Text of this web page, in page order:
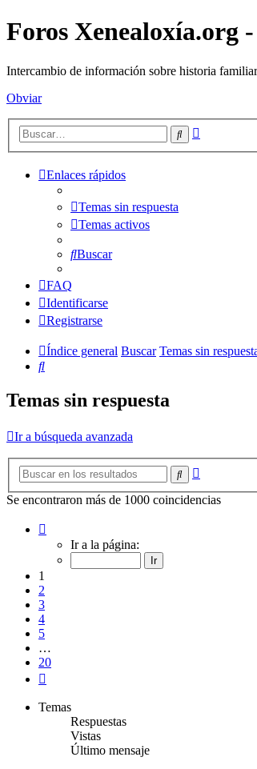
Foros Xenealoxía.org
Intercambio de información sobre historia
Obviar
Buscar
Enlaces rápidos
Temas sin respuesta
Temas activos
Buscar
FAQ
Identificarse
Registrarse
Índice general Buscar Temas sin
Buscar
Temas sin respuesta
Ir a búsqueda avanzada
Buscar
Se encontraron más de 1000 coincidencias
Ir a la página:
1
2
3
4
5
…
20
Temas
Respuestas
Vistas
Último mensaje